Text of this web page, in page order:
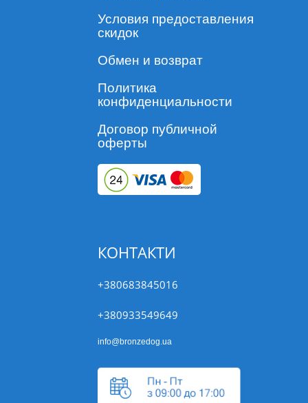
Условия предоставления
скидок
Обмен и возврат
Политика
конфиденциальности
Договор публичной
оферты
КОНТАКТИ
+380683845016
+380933549649
info@bronzedog.ua